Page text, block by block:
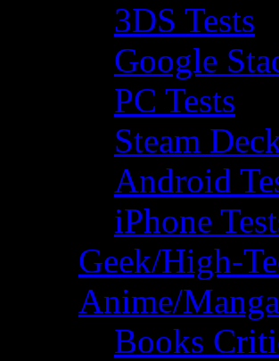
3DS Tests
Google
PC Tests
Steam
Android
iPhone
Geek/High-
Anime/
Books